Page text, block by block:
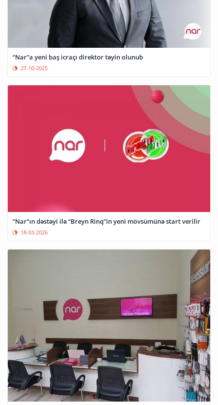
“Nar”a yeni baş icraçı direktor təyin olunub
27-10-2025
“Nar”ın dəstəyi ilə “Breyn Rinq”in yeni mövsümünə start verilir
18-03-2026